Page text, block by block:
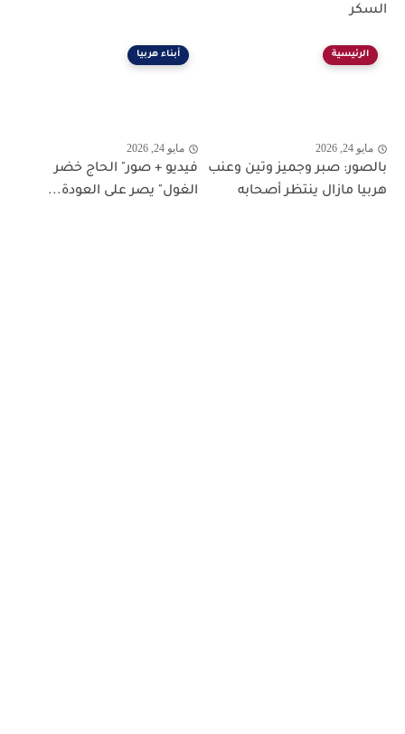
السكر
الرئيسية
مايو 24, 2026
بالصور: صبر وجميز وتين وعنب
هربيا مازال ينتظر أصحابه
أبناء هربيا
مايو 24, 2026
فيديو + صور" الحاج خضر
الغول" يصر على العودة...